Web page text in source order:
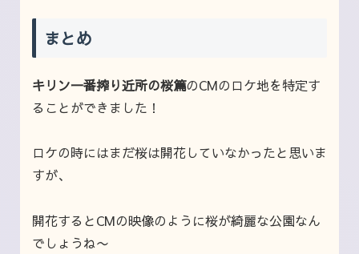
まとめ
キリン一番搾り近所の桜篇のCMのロケ地を特定す
ることができました！
ロケの時にはまだ桜は開花していなかったと思いま
すが、
開花するとCMの映像のように桜が綺麗な公園なん
でしょうね〜